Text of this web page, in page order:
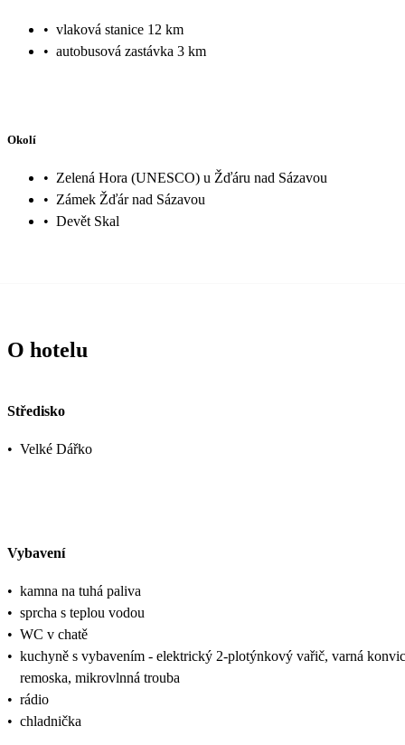
• vlaková stanice 12 km
• autobusová zastávka 3 km
Okolí
• Zelená Hora (UNESCO) u Žďáru nad Sázavou
• Zámek Žďár nad Sázavou
• Devět Skal
O hotelu
Středisko
• Velké Dářko
Vybavení
• kamna na tuhá paliva
• sprcha s teplou vodou
• WC v chatě
• kuchyně s vybavením - elektrický 2-plotýnkový vařič, varná
remoska, mikrovlnná trouba
• rádio
• chladnička